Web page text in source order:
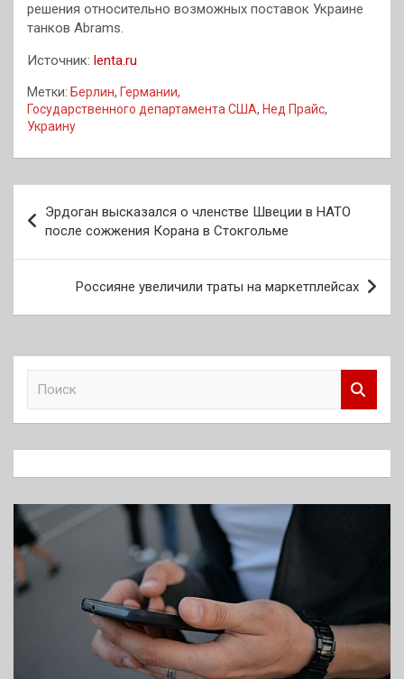
решения относительно возможных поставок Украине
танков Abrams.
Источник: lenta.ru
Метки: Берлин, Германии,
Государственного департамента США, Нед Прайс,
Украину
по
записям
Эрдоган высказался о членстве Швеции в НАТО
после сожжения Корана в Стокгольме
Россияне увеличили траты на маркетплейсах
к